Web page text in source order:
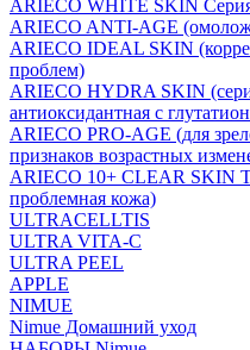
ARIECO WHITE SKIN
ARIECO ANTI-AGE
ARIECO IDEAL SKIN
проблем)
ARIECO HYDRA SKIN
антиоксидантная с
ARIECO PRO-AGE (для
признаков возрастных
ARIECO 10+ CLEAR SKIN
проблемная кожа)
ULTRACELLTIS
ULTRA VITA-C
ULTRA PEEL
APPLE
NIMUE
Nimue Домашний уход